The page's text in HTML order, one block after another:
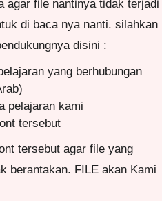
agar file nantinya tidak terjadi
di baca nya nanti. silahkan
disini :
yang berhubungan
pelajaran kami
tersebut
tersebut agar file yang
berantakan. FILE akan Kami